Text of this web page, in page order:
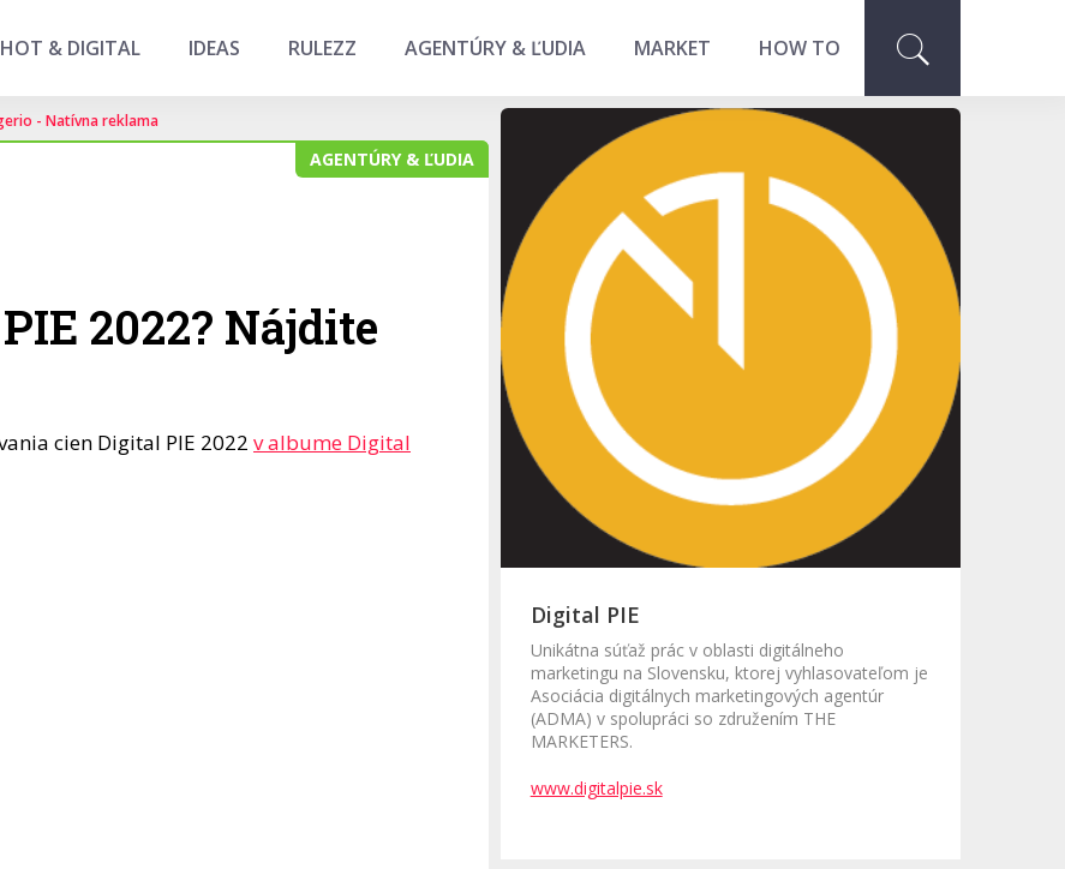
HOT & DIGITAL IDEAS RULEZZ AGENTÚRY & ĽUDIA MARKET HOW TO
- Natívna reklama
AGENTÚRY & ĽUDIA
2022? Nájdite
cien Digital PIE 2022 v albume Digital
Digital PIE
Unikátna súťaž prác v oblasti digitálneho
marketingu na Slovensku, ktorej vyhlasovateľom je
Asociácia digitálnych marketingových agentúr
(ADMA) v spolupráci so združením THE
MARKETERS.
www.digitalpie.sk